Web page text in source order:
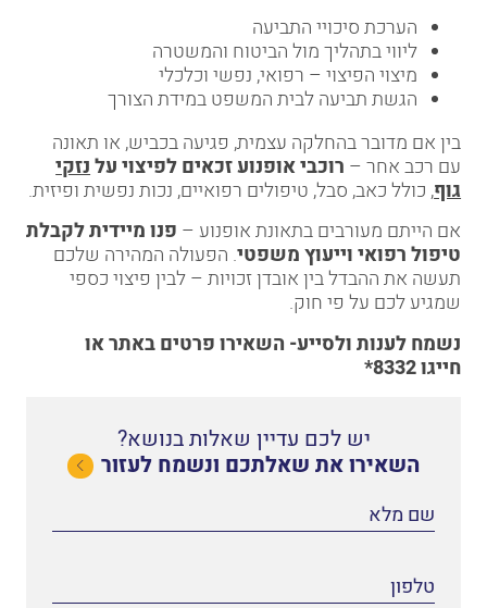
הערכת סיכויי התביעה
ליווי בתהליך מול הביטוח והמשטרה
מיצוי הפיצוי – רפואי, נפשי וכלכלי
הגשת תביעה לבית המשפט במידת הצורך
בין אם מדובר בהחלקה עצמית, פגיעה בכביש, או תאונה
עם רכב אחר – רוכבי אופנוע זכאים לפיצוי עלנזקי
גוף, כולל כאב, סבל, טיפולים רפואיים, נכות נפשית ופיזית.
אם הייתם מעורבים בתאונת אופנוע – פנו מיידית לקבלת
טיפול רפואי וייעוץ משפטי. הפעולה המהירה שלכם
תעשה את ההבדל בין אובדן זכויות – לבין פיצוי כספי
שמגיע לכם על פי חוק.
נשמח לענות ולסייע- השאירו פרטים באתראו
חייגו8332*
יש לכם עדיין שאלות בנושא?
השאירו את שאלתכם ונשמח לעזור